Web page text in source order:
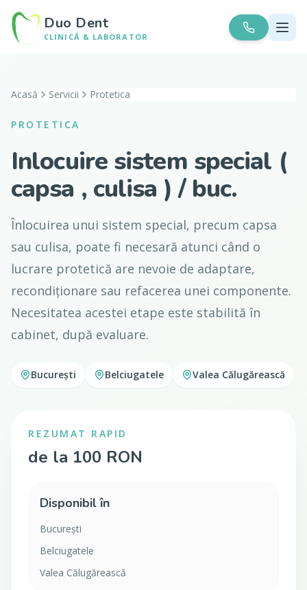
Duo Dent
CLINICĂ & LABORATOR
Acasă Servicii Protetica
PROTETICA
Inlocuire sistem special (
capsa , culisa ) / buc.
Înlocuirea unui sistem special, precum capsa
sau culisa, poate fi necesară atunci când o
lucrare protetică are nevoie de adaptare,
recondiționare sau refacerea unei componente.
Necesitatea acestei etape este stabilită în
cabinet, după evaluare.
București Belciugatele Valea Călugărească
REZUMAT RAPID
de la 100 RON
Disponibil în
București
Belciugatele
Valea Călugărească